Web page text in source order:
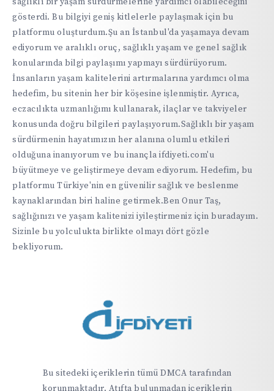
gösterdi. Bu bilgiyi geniş kitlelerle paylaşmak için bu
platformu oluşturdum.Şu an İstanbul'da yaşamaya devam
ediyorum ve aralıklı oruç, sağlıklı yaşam ve genel sağlık
konularında bilgi paylaşımı yapmayı sürdürüyorum.
İnsanların yaşam kalitelerini artırmalarına yardımcı olma
hedefim, bu sitenin her bir köşesine işlenmiştir. Ayrıca,
eczacılıkta uzmanlığımı kullanarak, ilaçlar ve takviyeler
konusunda doğru bilgileri paylaşıyorum.Sağlıklı bir yaşam
sürdürmenin hayatımızın her alanına olumlu etkileri
olduğuna inanıyorum ve bu inançla ifdiyeti.com'u
büyütmeye ve geliştirmeye devam ediyorum. Hedefim, bu
platformu Türkiye'nin en güvenilir sağlık ve beslenme
kaynaklarından biri haline getirmek.Ben Onur Taş,
sağlığınızı ve yaşam kalitenizi iyileştirmeniz için buradayım.
Sizinle bu yolculukta birlikte olmayı dört gözle
bekliyorum.
Bu sitedeki içeriklerin tümü DMCA tarafından
korunmaktadır. Atıfta bulunmadan içeriklerin